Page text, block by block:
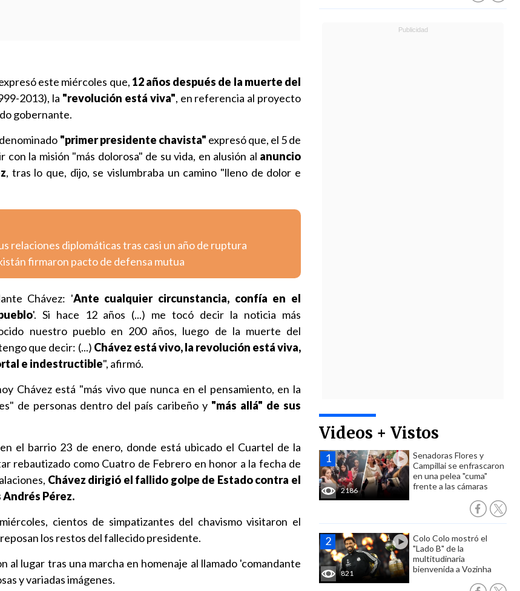
Videos + Vistos
2186
Senadoras Flores y
Campillai se enfrascaron
en una pelea "cuma"
frente a las cámaras
821
Colo Colo mostró el
"Lado B" de la
multitudinaria
bienvenida a Vozinha
este miércoles que, 12 años después de la muerte del
2013), la "revolución está viva", en referencia al proyecto
gobernante.
"primer presidente chavista" expresó que, el 5 de
con la misión "más dolorosa" de su vida, en alusión al anuncio
, tras lo que, dijo, se vislumbraba un camino "lleno de dolor e
relaciones diplomáticas tras casi un año de ruptura
firmaron pacto de defensa mutua
Chávez: 'Ante cualquier circunstancia, confía en el
'. Si hace 12 años (...) me tocó decir la noticia más
nuestro pueblo en 200 años, luego de la muerte del
que decir: (...) Chávez está vivo, la revolución está viva,
e indestructible", afirmó.
Chávez está "más vivo que nunca en el pensamiento, en la
de personas dentro del país caribeño y "más allá" de sus
el barrio 23 de enero, donde está ubicado el Cuartel de la
rebautizado como Cuatro de Febrero en honor a la fecha de
Chávez dirigió el fallido golpe de Estado contra el
Pérez.
cientos de simpatizantes del chavismo visitaron el
los restos del fallecido presidente.
al lugar tras una marcha en homenaje al llamado 'comandante
y variadas imágenes.